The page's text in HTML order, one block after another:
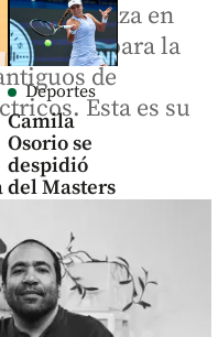
Deportes
Camila
Osorio se
despidió
del Masters
Toronto, en
un año de
altibajos
para la
colombiana
avanza en
Ruta N para la
de
Esta es su